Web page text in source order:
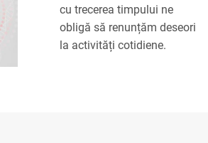
cu trecerea timpului ne
obligă să renunțăm deseori
la activități cotidiene.